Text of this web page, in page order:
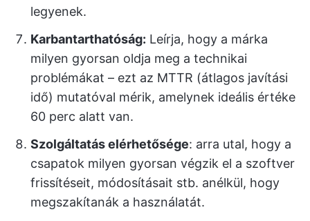
legyenek.
Karbantarthatóság: Leírja, hogy a márka
milyen gyorsan oldja meg a technikai
problémákat – ezt az MTTR (átlagos javítási
idő) mutatóval mérik, amelynek ideális értéke
60 perc alatt van.
Szolgáltatás elérhetősége: arra utal, hogy a
csapatok milyen gyorsan végzik el a szoftver
frissítéseit, módosításait stb. anélkül, hogy
megszakítanák a használatát.